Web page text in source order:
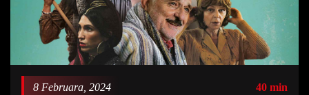
8 Februara, 2024 40 min